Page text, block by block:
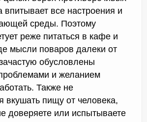
все настроения и
среды. Поэтому
реже питаться в кафе и
мысли поваров далеки от
обусловлены
и желанием
Также не
вкушать пищу от человека,
доверяете или испытываете